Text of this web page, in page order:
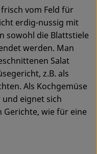
vom Feld für
erdig-nussig mit
sowohl die Blattstiele
werden. Man
Salat
z.B. als
Als Kochgemüse
und eignet sich
wie für eine